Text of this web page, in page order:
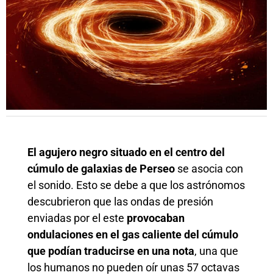
El agujero negro situado en el centro del
cúmulo de galaxias de Perseo se asocia con
el sonido. Esto se debe a que los astrónomos
descubrieron que las ondas de presión
enviadas por el este provocaban
ondulaciones en el gas caliente del cúmulo
que podían traducirse en una nota, una que
los humanos no pueden oír unas 57 octavas